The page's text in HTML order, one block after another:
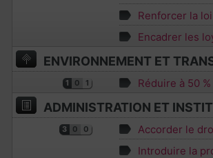
Renforcer la loi
Encadrer les
ENVIRONNEMENT ET
1 0 1 Réduire à 50
ADMINISTRATION ET
3 0 0
Accorder le
Introduire la